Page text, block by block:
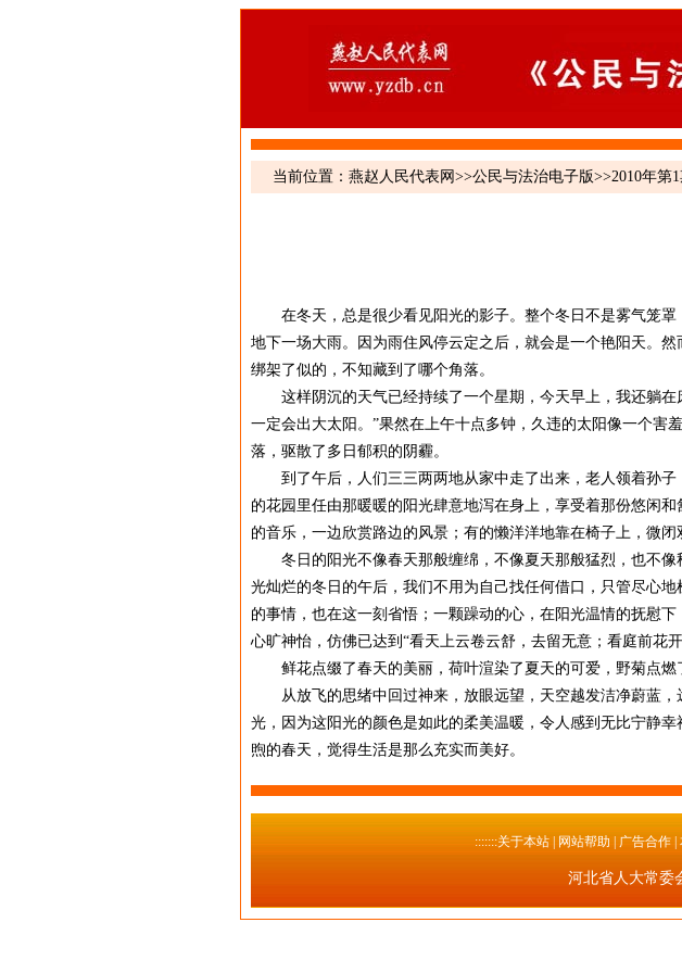
当前位置： 燕赵人民代表网 >>公民与法治电子版>>2010年第1
在冬天，总是很少看见阳光的影子。整个冬日不是雾气笼
地下一场大雨。因为雨住风停云定之后，就会是一个艳阳天。
绑架了似的，不知藏到了哪个角落。
这样阴沉的天气已经持续了一个星期，今天早上，我还躺在
一定会出大太阳。”果然在上午十点多钟，久违的太阳像一个害
落，驱散了多日郁积的阴霾。
到了午后，人们三三两两地从家中走了出来，老人领着孙子
的花园里任由那暖暖的阳光肆意地泻在身上，享受着那份悠闲
的音乐，一边欣赏路边的风景；有的懒洋洋地靠在椅子上，微
冬日的阳光不像春天那般缠绵，不像夏天那般猛烈，也不像
光灿烂的冬日的午后，我们不用为自己找任何借口，只管尽心
的事情，也在这一刻省悟；一颗躁动的心，在阳光温情的抚慰
心旷神怡，仿佛已达到“看天上云卷云舒，去留无意；看庭前花
鲜花点缀了春天的美丽，荷叶渲染了夏天的可爱，野菊点燃
从放飞的思绪中回过神来，放眼远望，天空越发洁净蔚蓝，
光，因为这阳光的颜色是如此的柔美温暖，令人感到无比宁静
煦的春天，觉得生活是那么充实而美好。
:::::::关于本站| 网站帮助 | 广告合作 |
河北省人大常委